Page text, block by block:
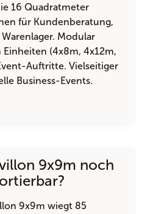
16 Quadratmeter
für Kundenberatung,
Modular
(4x8m, 4x12m,
Auftritte. Vielseitiger
Business-Events.
9x9m noch
9x9m wiegt 85